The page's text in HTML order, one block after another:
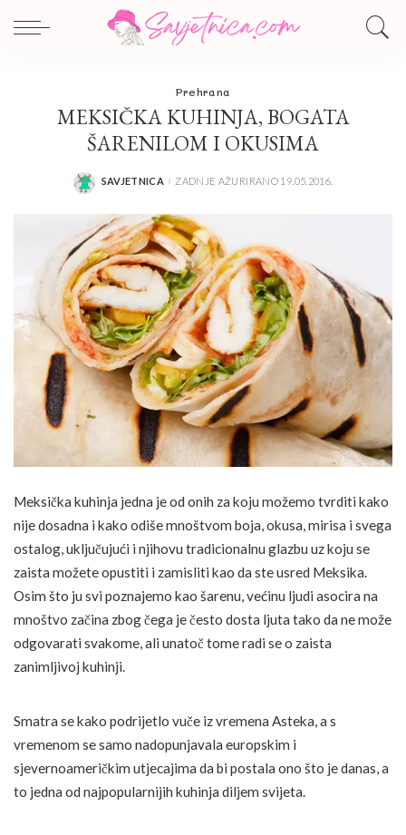
Prehrana
MEKSIČKA KUHINJA, BOGATA
ŠARENILOM I OKUSIMA
POSTED
SAVJETNICA ZADNJE AŽURIRANO 19.05.2016.
Meksička kuhinja jedna je od onih za koju možemo tvrditi kako
nije dosadna i kako odiše mnoštvom boja, okusa, mirisa i svega
ostalog, uključujući i njihovu tradicionalnu glazbu uz koju se
zaista možete opustiti i zamisliti kao da ste usred Meksika.
Osim što ju svi poznajemo kao šarenu, većinu ljudi asocira na
mnoštvo začina zbog čega je često dosta ljuta tako da ne može
odgovarati svakome, ali unatoč tome radi se o zaista
zanimljivoj kuhinji.
Smatra se kako podrijetlo vuče iz vremena Asteka, a s
vremenom se samo nadopunjavala europskim i
sjevernoameričkim utjecajima da bi postala ono što je danas, a
to jedna od najpopularnijih kuhinja diljem svijeta.